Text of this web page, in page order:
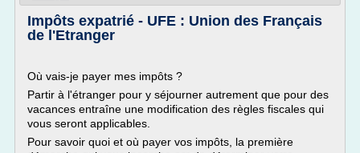
Impôts expatrié - UFE : Union des Français
de l'Etranger
Où vais-je payer mes impôts ?
Partir à l'étranger pour y séjourner autrement que pour des
vacances entraîne une modification des règles fiscales qui
vous seront applicables.
Pour savoir quoi et où payer vos impôts, la première